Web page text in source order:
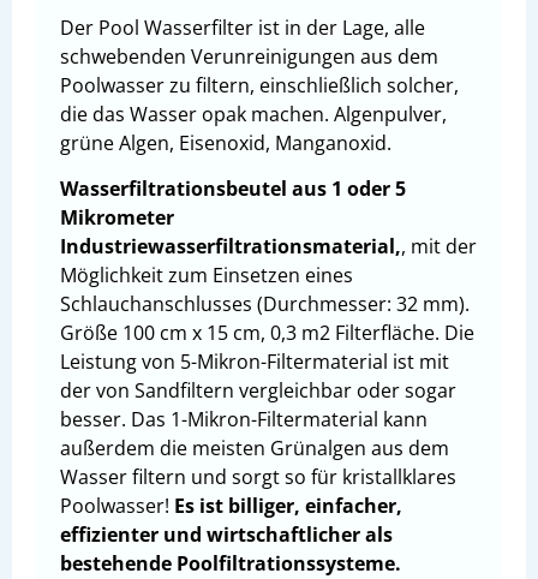
Der Pool Wasserfilter ist in der Lage, alle
schwebenden Verunreinigungen aus dem
Poolwasser zu filtern, einschließlich solcher,
die das Wasser opak machen. Algenpulver,
grüne Algen, Eisenoxid, Manganoxid.
Wasserfiltrationsbeutel aus 1 oder 5
Mikrometer
Industriewasserfiltrationsmaterial,, mit der
Möglichkeit zum Einsetzen eines
Schlauchanschlusses (Durchmesser: 32 mm).
Größe 100 cm x 15 cm, 0,3 m2 Filterfläche. Die
Leistung von 5-Mikron-Filtermaterial ist mit
der von Sandfiltern vergleichbar oder sogar
besser. Das 1-Mikron-Filtermaterial kann
außerdem die meisten Grünalgen aus dem
Wasser filtern und sorgt so für kristallklares
Poolwasser! Es ist billiger, einfacher,
effizienter und wirtschaftlicher als
bestehende Poolfiltrationssysteme.